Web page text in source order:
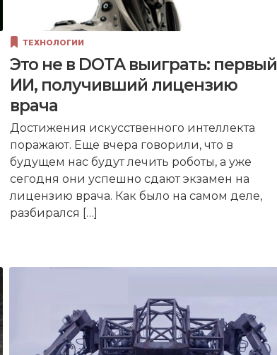
ТЕХНОЛОГИИ
Это не в DOTA выиграть: первый
ИИ, получивший лицензию
врача
Достижения искусственного интеллекта
поражают. Еще вчера говорили, что в
будущем нас будут лечить роботы, а уже
сегодня они успешно сдают экзамен на
лицензию врача. Как было на самом деле,
разбирался […]